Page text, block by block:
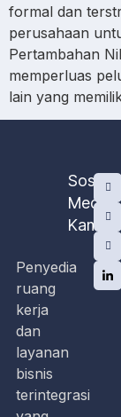
formal dan
perusahaan
Pertambahan
memperluas
lain yang
Sosial
Media
Kami
Penyedia
ruang
kerja
dan
layanan
bisnis
terintegrasi